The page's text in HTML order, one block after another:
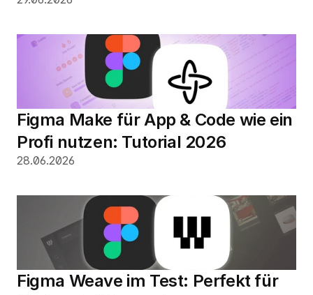
Figma Make für App & Code wie ein
Profi nutzen: Tutorial 2026
28.06.2026
Figma Weave im Test: Perfekt für